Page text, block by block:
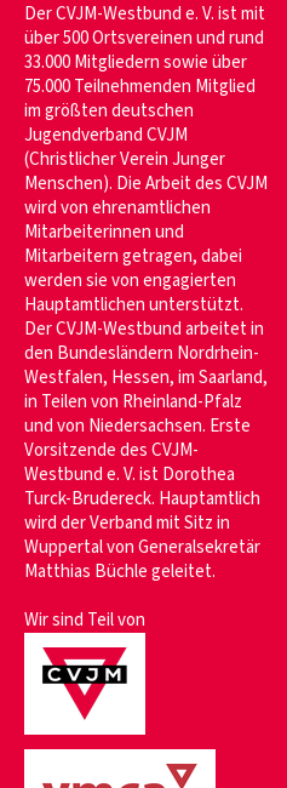
Der CVJM-Westbund e. V. ist mit
über 500 Ortsvereinen und rund
33.000 Mitgliedern sowie über
75.000 Teilnehmenden Mitglied
im größten deutschen
Jugendverband CVJM
(Christlicher Verein Junger
Menschen). Die Arbeit des CVJM
wird von ehrenamtlichen
Mitarbeiterinnen und
Mitarbeitern getragen, dabei
werden sie von engagierten
Hauptamtlichen unterstützt.
Der CVJM-Westbund arbeitet in
den Bundesländern Nordrhein-
Westfalen, Hessen, im Saarland,
in Teilen von Rheinland-Pfalz
und von Niedersachsen. Erste
Vorsitzende des CVJM-
Westbund e. V. ist Dorothea
Turck-Brudereck. Hauptamtlich
wird der Verband mit Sitz in
Wuppertal von Generalsekretär
Matthias Büchle geleitet.
Wir sind Teil von